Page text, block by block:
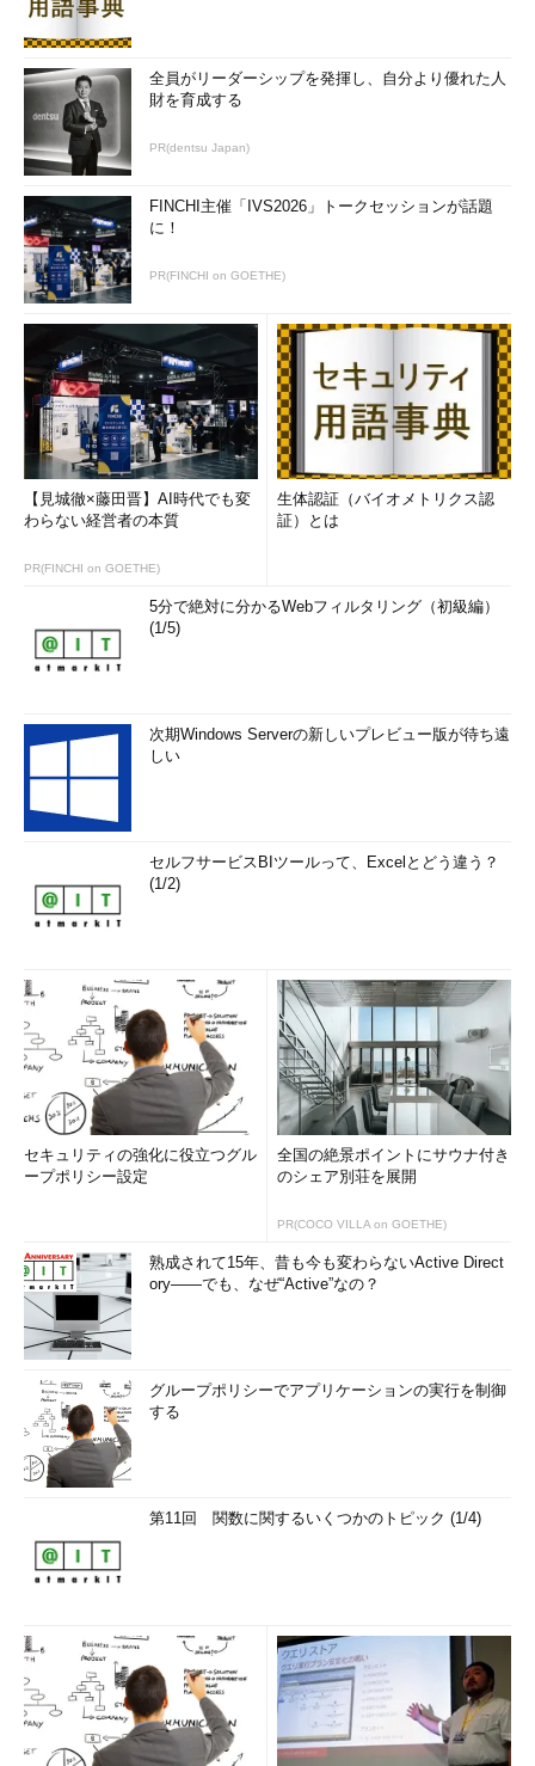
全員がリーダーシップを発揮し、自分より優れた人
財を育成する
PR(dentsu Japan)
FINCHI主催「IVS2026」トークセッションが話題
に！
PR(FINCHI on GOETHE)
【見城徹×藤田晋】AI時代でも変
わらない経営者の本質
PR(FINCHI on GOETHE)
生体認証（バイオメトリクス認
証）とは
5分で絶対に分かるWebフィルタリング（初級編）
(1/5)
次期Windows Serverの新しいプレビュー版が待ち遠
しい
セルフサービスBIツールって、Excelとどう違う？
(1/2)
セキュリティの強化に役立つグル
ープポリシー設定
全国の絶景ポイントにサウナ付き
のシェア別荘を展開
PR(COCO VILLA on GOETHE)
熟成されて15年、昔も今も変わらないActive Direct
ory――でも、なぜ“Active”なの？
グループポリシーでアプリケーションの実行を制御
する
第11回 関数に関するいくつかのトピック (1/4)